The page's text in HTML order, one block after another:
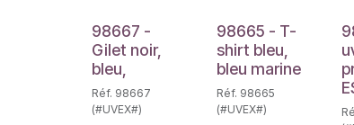
98667 -
Gilet noir,
bleu,
Réf. 98667
(#UVEX#)
98665 - T-
shirt bleu,
bleu marine
Réf. 98665
(#UVEX#)